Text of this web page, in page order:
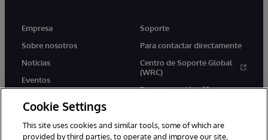
Empresa
Sobre nosotros
Noticias
Eventos
Soporte
Para contactar directamente
Centro de Soporte Global
(WRC)
Documentación
Cookie Settings
This site uses cookies and similar tools, some of which are
provided by third parties, to operate and improve our site,